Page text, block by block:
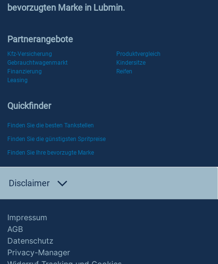
bevorzugten Marke in Lubmin.
Partnerangebote
Kfz-Versicherung
Produktvergleich
Gebrauchtwagenmarkt
Kindersitze
Finanzierung
Reifen
Leasing
Quickfinder
Finden Sie die besten Tankstellen
Finden Sie die günstigsten Spritpreise
Finden Sie Ihre bevorzugte Marke
Disclaimer
Impressum
AGB
Datenschutz
Privacy-Manager